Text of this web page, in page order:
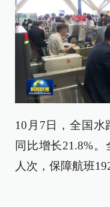
10月7日，全国水
同比增长21.8%
人次，保障航班